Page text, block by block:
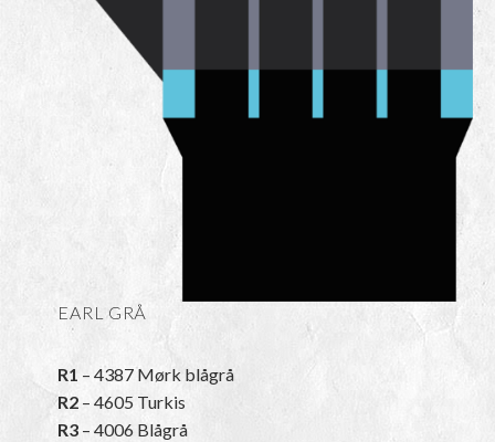
EARL GRÅ
R1 – 4387 Mørk blågrå
R2 – 4605 Turkis
R3 – 4006 Blågrå